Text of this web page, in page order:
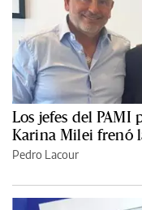
Los jefes del PAMI
Karina Milei frenó
Pedro Lacour